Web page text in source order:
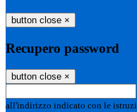
button close ×
Recupero password
button close ×
all'indirizzo indicato con le